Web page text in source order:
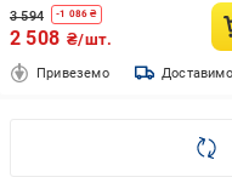
3 594 -1 086 ₴
2 508 ₴/шт.
Привеземо Доставимо